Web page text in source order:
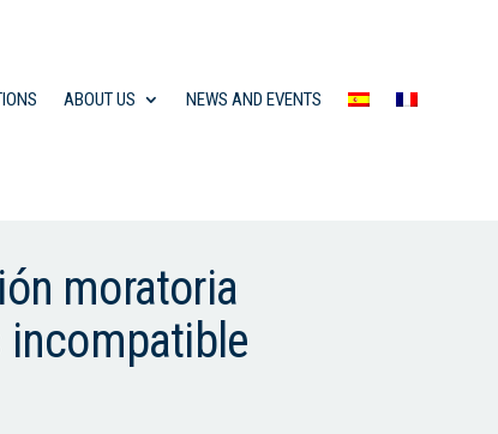
ABOUT US NEWS AND EVENTS
moratoria
incompatible